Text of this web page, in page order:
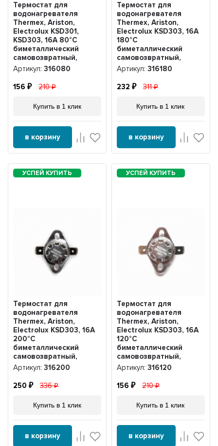
Термостат для
водонагревателя
Thermex, Ariston,
Electrolux KSD301,
KSD303, 16A 80°С
биметаллический
самовозвратный,
316080
Артикул:316080
156 210
Купить в 1 клик
в корзину
Термостат для
водонагревателя
Thermex, Ariston,
Electrolux KSD303, 16A
180°С
биметаллический
самовозвратный,
316180
Артикул: 316180
232 311
Купить в 1 клик
в корзину
Термостат для
водонагревателя
Thermex, Ariston,
Electrolux KSD303, 16A
200°С
биметаллический
самовозвратный,
316200
Артикул:316200
250 336
Купить в 1 клик
в корзину
Термостат для
водонагревателя
Thermex, Ariston,
Electrolux KSD303, 16A
120°С
биметаллический
самовозвратный,
316120
Артикул: 316120
156 210
Купить в 1 клик
в корзину